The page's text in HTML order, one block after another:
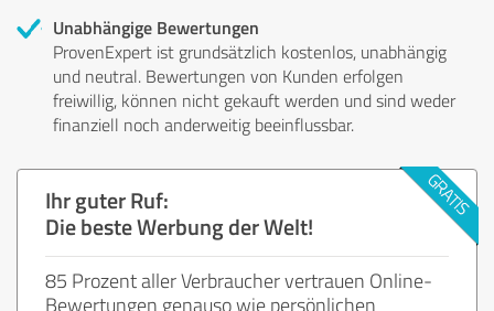
Unabhängige Bewertungen
ProvenExpert ist grundsätzlich kostenlos, unabhängig
und neutral. Bewertungen von Kunden erfolgen
freiwillig, können nicht gekauft werden und sind weder
finanziell noch anderweitig beeinflussbar.
Ihr guter Ruf:
Die beste Werbung der Welt!
85 Prozent aller Verbraucher vertrauen Online-
Bewertungen genauso wie persönlichen